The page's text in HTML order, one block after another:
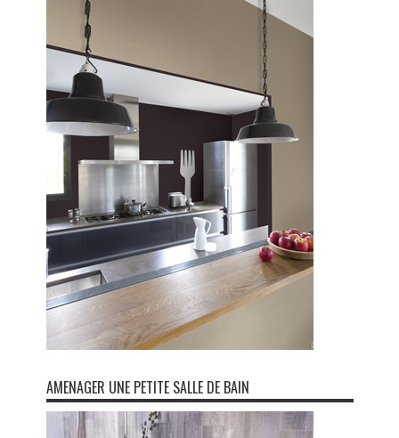
AMENAGER UNE PETITE SALLE DE BAIN